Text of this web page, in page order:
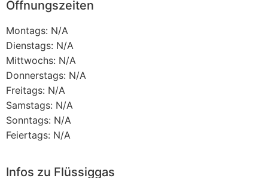
Öffnungszeiten
Montags: N/A
Dienstags: N/A
Mittwochs: N/A
Donnerstags: N/A
Freitags: N/A
Samstags: N/A
Sonntags: N/A
Feiertags: N/A
Infos zu Flüssiggas